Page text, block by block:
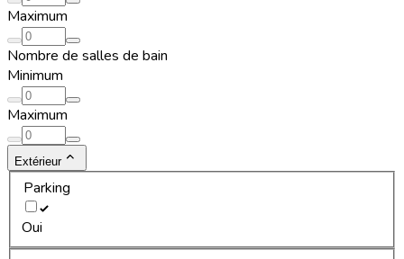
Maximum
Nombre de salles de bain
Minimum
Maximum
Extérieur
Parking
Oui